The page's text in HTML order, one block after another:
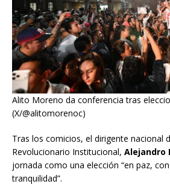
Alito Moreno da conferencia tras
(X/@alitomorenoc)
Tras los comicios, el dirigente nacional
Revolucionario Institucional, Alejandro
jornada como una elección “en paz,
tranquilidad”.